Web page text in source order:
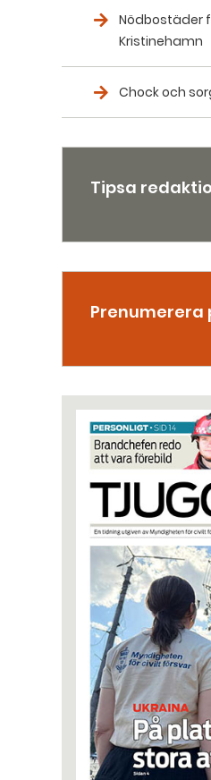
Nödbostäder
Kristinehamn
Chock och
Tipsa
Prenumerera